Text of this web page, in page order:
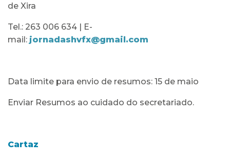
de Xira
Tel.: 263 006 634 | E-
mail: jornadashvfx@gmail.com
Data limite para envio de resumos: 15 de maio
Enviar Resumos ao cuidado do secretariado.
Cartaz